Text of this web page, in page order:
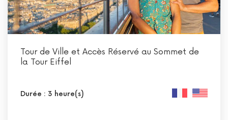
Tour de Ville et Accès Réservé au Sommet de
la Tour Eiffel
Durée : 3 heure(s)